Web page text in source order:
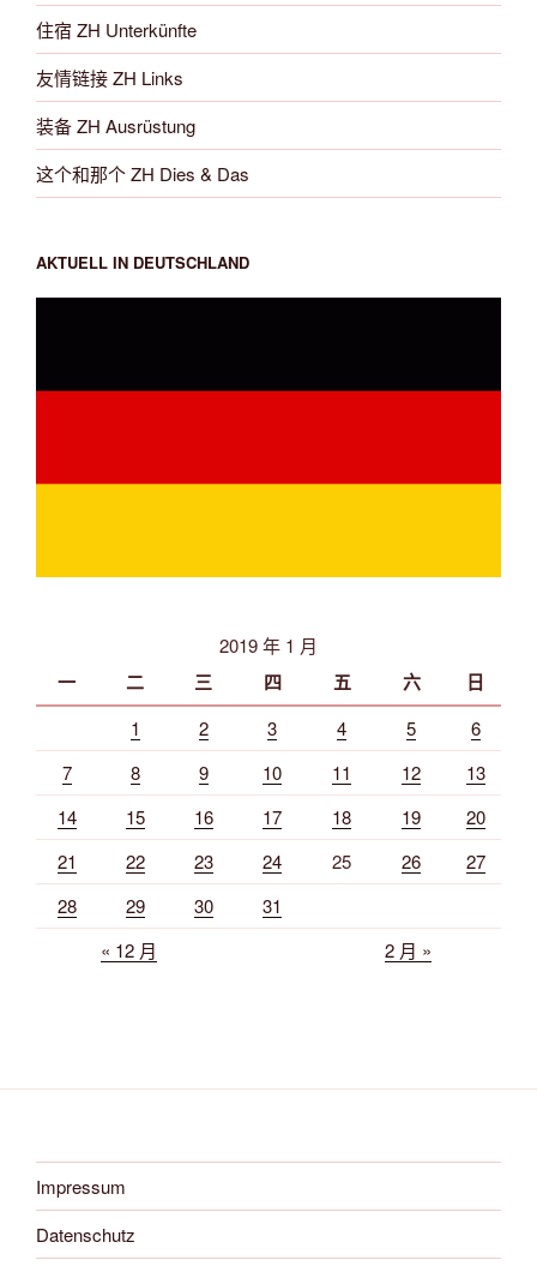
住宿 ZH Unterkünfte
友情链接 ZH Links
装备 ZH Ausrüstung
这个和那个 ZH Dies & Das
AKTUELL IN DEUTSCHLAND
2019 年 1 月
一 二 三 四 五 六 日
1 2 3 4 5
6
7
8 9 10 11 12
13
14
15 16 17 18 19
20
21
22 23 24 25 26
27
28
29 30
31
« 12 月
2 月 »
Impressum
Datenschutz